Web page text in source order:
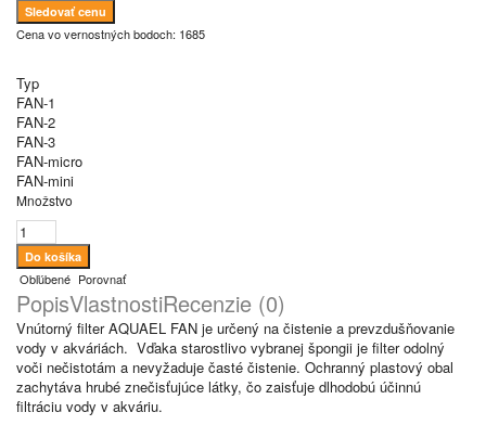
Sledovať cenu
Cena vo vernostných bodoch: 1685
Typ
FAN-1
FAN-2
FAN-3
FAN-micro
FAN-mini
Množstvo
Obľúbené Porovnať
PopisVlastnostiRecenzie (0)
Vnútorný filter AQUAEL FAN je určený na čistenie a prevzdušňovanie
vody v akváriách. Vďaka starostlivo vybranej špongii je filter odolný
voči nečistotám a nevyžaduje časté čistenie. Ochranný plastový obal
zachytáva hrubé znečisťujúce látky, čo zaisťuje dlhodobú účinnú
filtráciu vody v akváriu.